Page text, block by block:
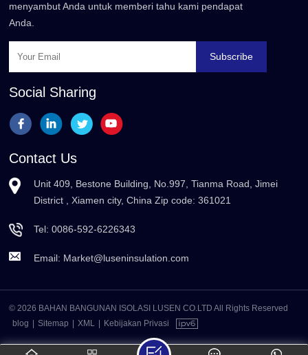
menyambut Anda untuk memberi tahu kami pendapat
Anda.
Subscribe
Social Sharing
Contact Us
Unit 409, Bestone Building, No.997, Tianma Road, Jimei
District , Xiamen city, China Zip code: 361021
Tel:0086-592-6226343
Email: Market@luseninsulation.com
© 2026 BAHAN BANGUNAN ISOLASI LUSEN CO.LTD All Rights Reserved
blog
Sitemap XML Kebijakan Privasi